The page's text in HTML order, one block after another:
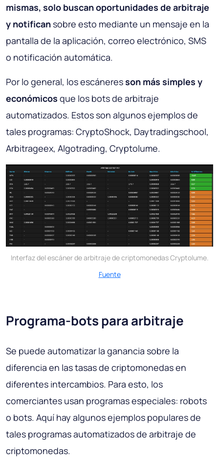
mismas, solo buscan oportunidades de arbitraje
y notificansobre esto mediante un mensaje en la
pantalla de la aplicación, correo electrónico, SMS
o notificación automática.
Por lo general, los escáneresson más simples y
económicos que los bots de arbitraje
automatizados. Estos son algunos ejemplos de
tales programas: CryptoShock, Daytradingschool,
Arbitrageex, Algotrading, Cryptolume.
Interfaz del escáner de arbitraje de criptomonedas Cryptolume.
Fuente
Programa-bots para arbitraje
Se puede automatizar la ganancia sobre la
diferencia en las tasas de criptomonedas en
diferentes intercambios. Para esto, los
comerciantes usan programas especiales: robots
o bots. Aquí hay algunos ejemplos populares de
tales programas automatizados de arbitraje de
criptomonedas.